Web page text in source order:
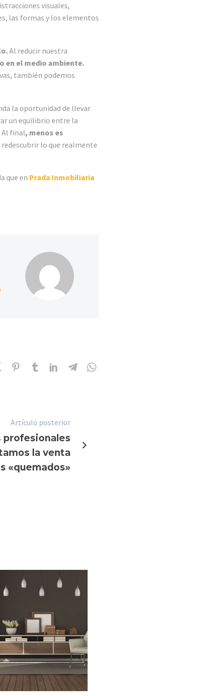
visuales,
las formas y los elementos
Al reducir nuestra
en el medio ambiente.
también podemos
la oportunidad de llevar
un equilibrio entre la
Al final, menos es
lo que realmente
que en Prada Inmobiliaria
Artículo posterior
profesionales
la venta
«quemados»